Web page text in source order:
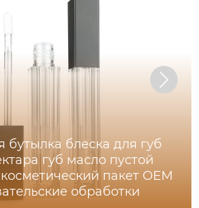
бутылка блеска для губ
губ масло пустой
пакет OEM
обработки